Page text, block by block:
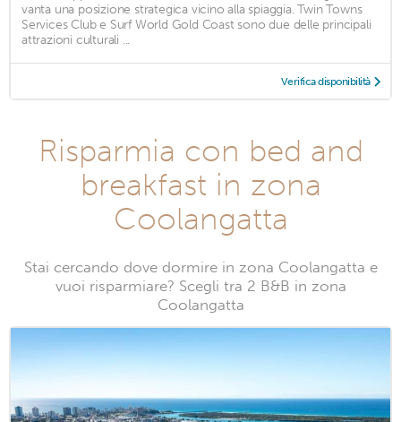
vanta una posizione strategica vicino alla spiaggia. Twin Towns
Services Club e Surf World Gold Coast sono due delle principali
attrazioni culturali ...
Verifica disponibilità
Risparmia con bed and
breakfast in zona
Coolangatta
Stai cercando dove dormire in zona Coolangatta e
vuoi risparmiare? Scegli tra 2 B&B in zona
Coolangatta